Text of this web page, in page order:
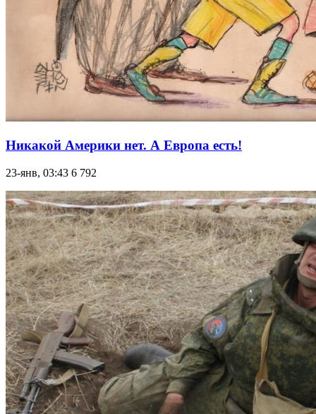
Никакой Америки нет. А Европа есть!
23-янв, 03:43 6 792